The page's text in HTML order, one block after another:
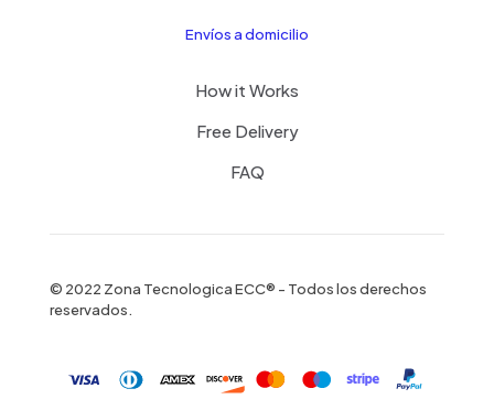
Envíos a domicilio
How it Works
Free Delivery
FAQ
© 2022 Zona Tecnologica ECC® - Todos los derechos
reservados.